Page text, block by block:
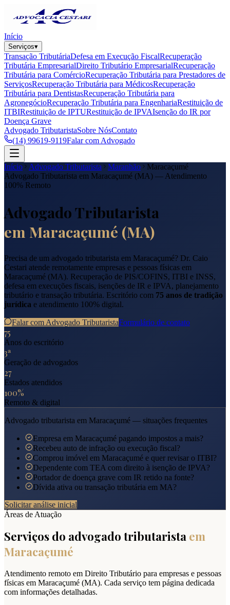
Início
Serviços▾
Transação TributáriaDefesa em Execução FiscalRecuperação
Tributária EmpresarialDireito Tributário EmpresarialRecuperação
Tributária para ComércioRecuperação Tributária para Prestadores de
ServiçosRecuperação Tributária para MédicosRecuperação
Tributária para DentistasRecuperação Tributária para
AgronegócioRecuperação Tributária para EngenhariaRestituição de
ITBIRestituição de IPTURestituição de IPVAIsenção do IR por
Doença Grave
Advogado TributaristaSobre NósContato
(14) 99619-9119Falar com Advogado
Início Advogado Tributarista Maranhão
Maracaçumé
Advogado Tributarista em Maracaçumé (MA) — Atendimento
100% Remoto
Advogado Tributarista
em Maracaçumé (MA)
Precisa de um advogado tributarista em Maracaçumé? Dr. Caio
Cestari atende remotamente empresas e pessoas físicas em
Maracaçumé (MA). Recuperação de PIS/COFINS, ITBI e INSS,
defesa em execuções fiscais, isenções de IR e IPVA, planejamento
tributário e transação tributária. Escritório com 75 anos de tradição
jurídica e atendimento 100% digital.
Falar com Advogado TributaristaFormulário de contato
75
Anos do escritório
3ª
Geração de advogados
27
Estados atendidos
100%
Remoto & digital
Advogado tributarista em Maracaçumé — situações frequentes
Empresa em Maracaçumé pagando impostos a mais?
Recebeu auto de infração ou execução fiscal?
Comprou imóvel em Maracaçumé e quer revisar o ITBI?
Dependente com TEA com direito à isenção de IPVA?
Portador de doença grave com IR retido na fonte?
Dívida ativa ou transação tributária em MA?
Solicitar análise inicial
Áreas de Atuação
Serviços do advogado tributarista em
Maracaçumé
Atendimento remoto em Direito Tributário para empresas e pessoas
físicas em Maracaçumé (MA). Cada serviço tem página dedicada
com informações detalhadas.